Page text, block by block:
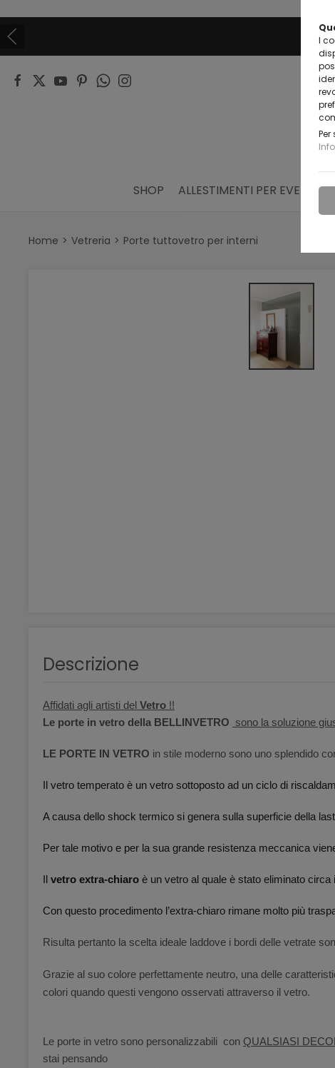
I
SHOP ALLESTIMENTI PER EVENTI
Home Vetreria Porte tuttovetro per interni
Descrizione
Affidati agli artisti del Vetro !!
Le porte in vetro della BELLINVETRO sono la soluzione
LE PORTE IN VETRO in stile moderno sono uno splendido
Il vetro temperato è un vetro sottoposto ad un ciclo di
A causa dello shock termico si genera sulla superficie della
Per tale motivo e per la sua grande resistenza meccanica
Il vetro extra-chiaro è un vetro al quale è stato eliminato circa
Con questo procedimento l’extra-chiaro rimane molto più
Risulta pertanto la scelta ideale laddove i bordi delle vetrate
Grazie al suo colore perfettamente neutro, una delle
colori quando questi vengono osservati attraverso il vetro.
Le porte in vetro sono personalizzabili con QUALSIASI
stai pensando